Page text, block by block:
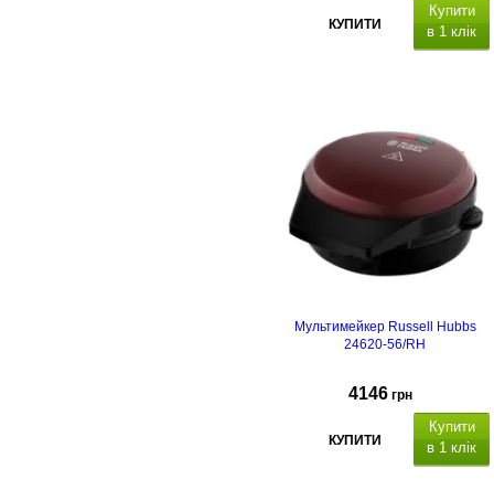
КУПИТИ
Купити
в 1 клік
Мультимейкер Russell Hubbs
24620-56/RH
4146 грн
КУПИТИ
Купити
в 1 клік